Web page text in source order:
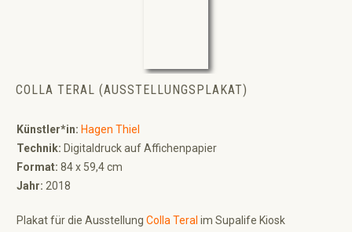
COLLA TERAL (AUSSTELLUNGSPLAKAT)
Künstler*in: Hagen Thiel
Technik: Digitaldruck auf Affichenpapier
Format: 84 x 59,4 cm
Jahr: 2018
Plakat für die Ausstellung Colla Teral im Supalife Kiosk